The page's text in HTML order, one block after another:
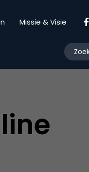
Missie & Visie